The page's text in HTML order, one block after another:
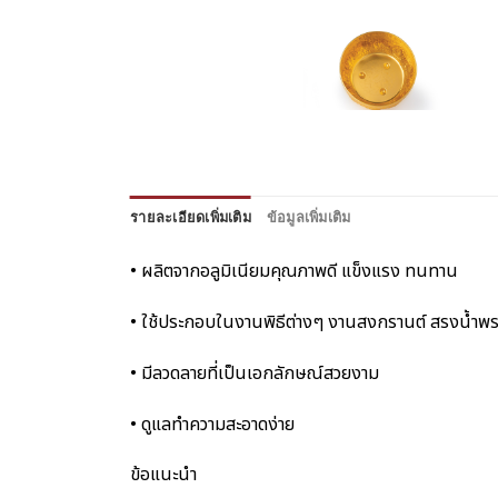
รายละเอียดเพิ่มเติม ข้อมูลเพิ่มเติม
• ผลิตจากอลูมิเนียมคุณภาพดี แข็งแรง ทนทาน
• ใช้ประกอบในงานพิธีต่างๆ งานสงกรานต์ สรงน้ำ
• มีลวดลายที่เป็นเอกลักษณ์สวยงาม
• ดูแลทำความสะอาดง่าย
ข้อแนะนำ